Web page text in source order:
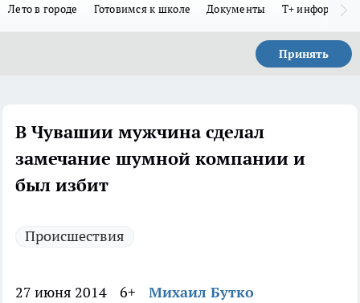
Лето в городе Готовимся к школе Документы Т+
Принять
В Чувашии мужчина сделал
замечание шумной компании и
был избит
Происшествия
27 июня 2014 6+ Михаил Бутко